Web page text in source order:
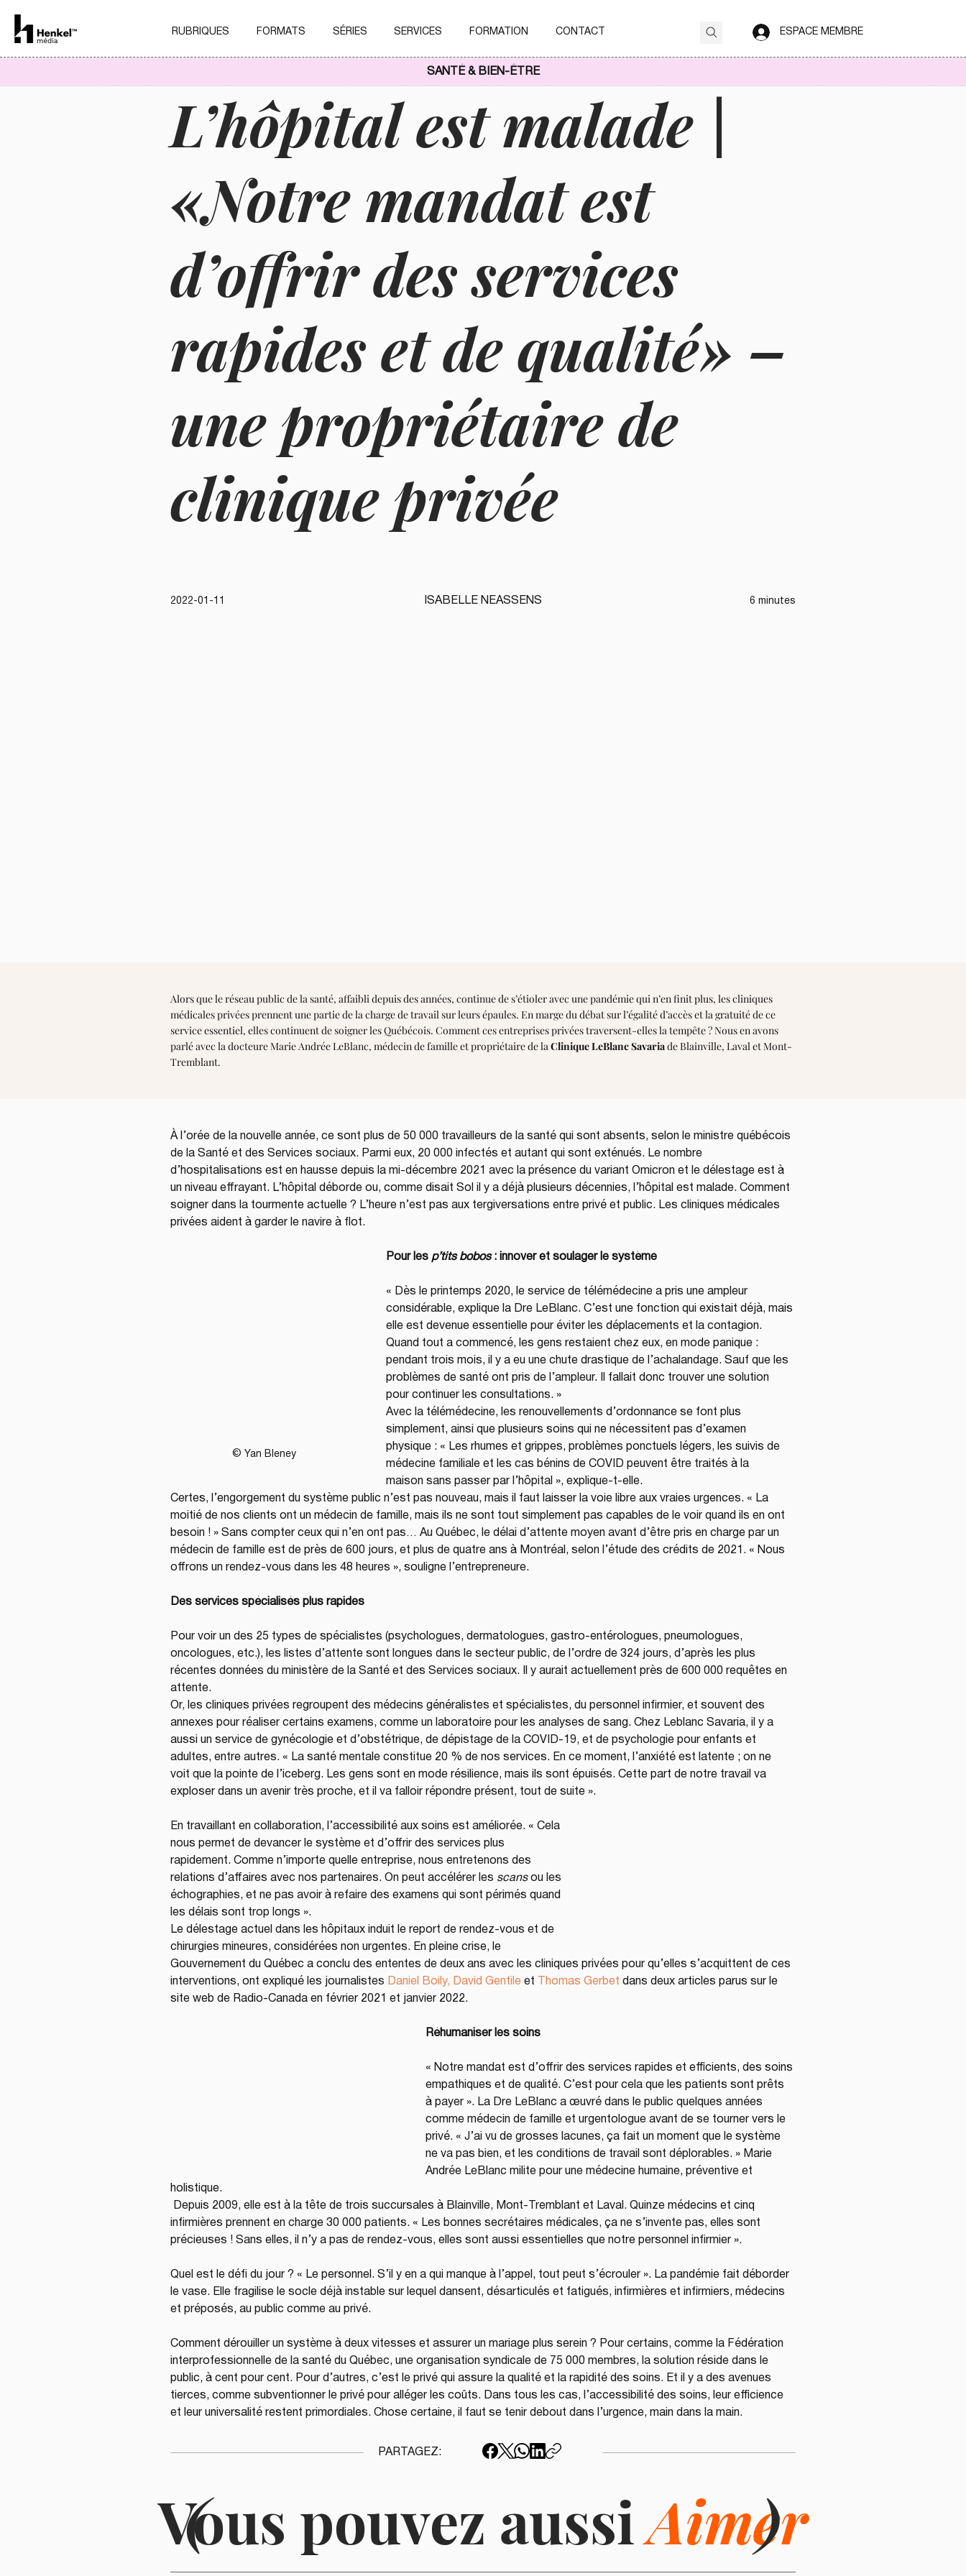
RUBRIQUES FORMATS SÉRIES SERVICES FORMATION CONTACT ESPACE MEMBRE
(
Vous pouvez aussiAimer
)
À l’orée de la nouvelle année, ce sont plus de 50 000 travailleurs de la santé qui sont absents, selon le ministre québécois
de la Santé et des Services sociaux. Parmi eux, 20 000 infectés et autant qui sont exténués. Le nombre
d’hospitalisations est en hausse depuis la mi-décembre 2021 avec la présence du variant Omicron et le délestage est à
un niveau effrayant. L’hôpital déborde ou, comme disait Sol il y a déjà plusieurs décennies, l’hôpital est malade. Comment
soigner dans la tourmente actuelle ? L’heure n’est pas aux tergiversations entre privé et public. Les cliniques médicales
privées aident à garder le navire à flot.
© Yan Bleney
Pour les p’tits bobos : innover et soulager le système
« Dès le printemps 2020, le service de télémédecine a pris une ampleur
considérable, explique la Dre LeBlanc. C’est une fonction qui existait déjà, mais
elle est devenue essentielle pour éviter les déplacements et la contagion.
Quand tout a commencé, les gens restaient chez eux, en mode panique :
pendant trois mois, il y a eu une chute drastique de l’achalandage. Sauf que les
problèmes de santé ont pris de l’ampleur. Il fallait donc trouver une solution
pour continuer les consultations. »
Avec la télémédecine, les renouvellements d’ordonnance se font plus
simplement, ainsi que plusieurs soins qui ne nécessitent pas d’examen
physique : « Les rhumes et grippes, problèmes ponctuels légers, les suivis de
médecine familiale et les cas bénins de COVID peuvent être traités à la
maison sans passer par l’hôpital », explique-t-elle.
Certes, l’engorgement du système public n’est pas nouveau, mais il faut laisser la voie libre aux vraies urgences. « La
moitié de nos clients ont un médecin de famille, mais ils ne sont tout simplement pas capables de le voir quand ils en ont
besoin ! » Sans compter ceux qui n’en ont pas… Au Québec, le délai d’attente moyen avant d’être pris en charge par un
médecin de famille est de près de 600 jours, et plus de quatre ans à Montréal, selon l’étude des crédits de 2021. « Nous
offrons un rendez-vous dans les 48 heures », souligne l’entrepreneure.
Des services spécialisés plus rapides
Pour voir un des 25 types de spécialistes (psychologues, dermatologues, gastro-entérologues, pneumologues,
oncologues, etc.), les listes d’attente sont longues dans le secteur public, de l’ordre de 324 jours, d’après les plus
récentes données du ministère de la Santé et des Services sociaux. Il y aurait actuellement près de 600 000 requêtes en
attente.
Or, les cliniques privées regroupent des médecins généralistes et spécialistes, du personnel infirmier, et souvent des
annexes pour réaliser certains examens, comme un laboratoire pour les analyses de sang. Chez Leblanc Savaria, il y a
aussi un service de gynécologie et d’obstétrique, de dépistage de la COVID-19, et de psychologie pour enfants et
adultes, entre autres. « La santé mentale constitue 20 % de nos services. En ce moment, l’anxiété est latente ; on ne
voit que la pointe de l’iceberg. Les gens sont en mode résilience, mais ils sont épuisés. Cette part de notre travail va
exploser dans un avenir très proche, et il va falloir répondre présent, tout de suite ».
En travaillant en collaboration, l’accessibilité aux soins est améliorée. « Cela
nous permet de devancer le système et d’offrir des services plus
rapidement. Comme n’importe quelle entreprise, nous entretenons des
relations d’affaires avec nos partenaires. On peut accélérer les scans ou les
échographies, et ne pas avoir à refaire des examens qui sont périmés quand
les délais sont trop longs ».
Le délestage actuel dans les hôpitaux induit le report de rendez-vous et de
chirurgies mineures, considérées non urgentes. En pleine crise, le
Gouvernement du Québec a conclu des ententes de deux ans avec les cliniques privées pour qu’elles s’acquittent de ces
interventions, ont expliqué les journalistes Daniel Boily, David Gentile et Thomas Gerbet dans deux articles parus sur le
site web de Radio-Canada en février 2021 et janvier 2022.
Réhumaniser les soins
« Notre mandat est d’offrir des services rapides et efficients, des soins
empathiques et de qualité. C’est pour cela que les patients sont prêts
à payer ». La Dre LeBlanc a œuvré dans le public quelques années
comme médecin de famille et urgentologue avant de se tourner vers le
privé. « J’ai vu de grosses lacunes, ça fait un moment que le système
ne va pas bien, et les conditions de travail sont déplorables. » Marie
Andrée LeBlanc milite pour une médecine humaine, préventive et
holistique.
Depuis 2009, elle est à la tête de trois succursales à Blainville, Mont-Tremblant et Laval. Quinze médecins et cinq
infirmières prennent en charge 30 000 patients. « Les bonnes secrétaires médicales, ça ne s’invente pas, elles sont
précieuses ! Sans elles, il n’y a pas de rendez-vous, elles sont aussi essentielles que notre personnel infirmier ».
Quel est le défi du jour ? « Le personnel. S’il y en a qui manque à l’appel, tout peut s’écrouler ». La pandémie fait déborder
le vase. Elle fragilise le socle déjà instable sur lequel dansent, désarticulés et fatigués, infirmières et infirmiers, médecins
et préposés, au public comme au privé.
Comment dérouiller un système à deux vitesses et assurer un mariage plus serein ? Pour certains, comme la Fédération
interprofessionnelle de la santé du Québec, une organisation syndicale de 75 000 membres, la solution réside dans le
public, à cent pour cent. Pour d’autres, c’est le privé qui assure la qualité et la rapidité des soins. Et il y a des avenues
tierces, comme subventionner le privé pour alléger les coûts. Dans tous les cas, l’accessibilité des soins, leur efficience
et leur universalité restent primordiales. Chose certaine, il faut se tenir debout dans l’urgence, main dans la main.
L’hôpital est malade |
«Notre mandat est
d’offrir des services
rapides et de qualité» –
une propriétaire de
clinique privée
2022-01-11 ISABELLE NEASSENS 6 minutes
Alors que le réseau public de la santé, affaibli depuis des années, continue de s’étioler avec une pandémie qui n’en finit plus, les cliniques
médicales privées prennent une partie de la charge de travail sur leurs épaules. En marge du débat sur l’égalité d’accès et la gratuité de ce
service essentiel, elles continuent de soigner les Québécois. Comment ces entreprises privées traversent-elles la tempête ? Nous en avons
parlé avec la docteure Marie Andrée LeBlanc, médecin de famille et propriétaire de laClinique LeBlanc Savariade Blainville, Laval et Mont-
Tremblant.
PARTAGEZ:
SANTÉ & BIEN-ÊTRE